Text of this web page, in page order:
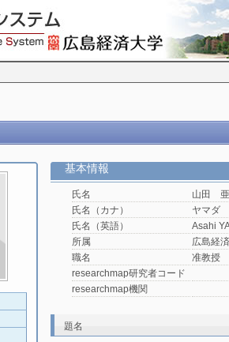
基本情報
氏名
山田
氏名（カナ）
ヤマダ
氏名（英語）
Asahi
所属
広島経
職名
准教授
researchmap研究者コード
researchmap機関
題名